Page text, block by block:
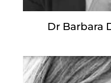
Dr Barbara